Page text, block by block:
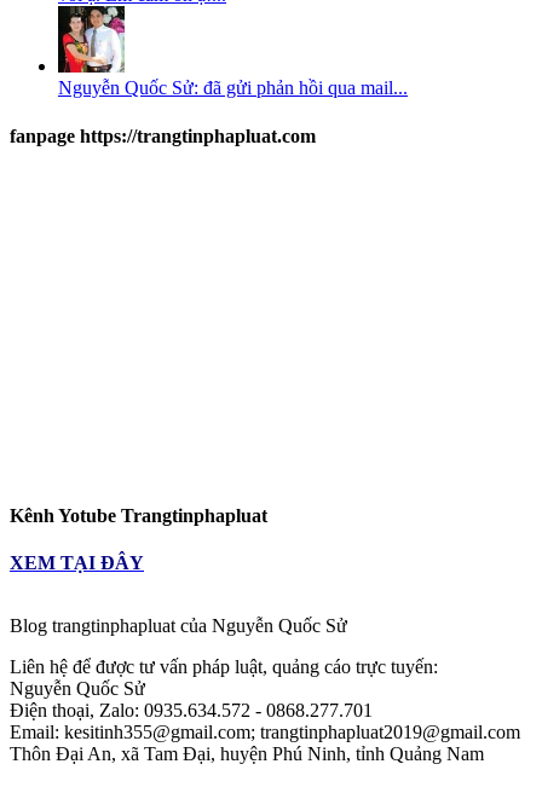
Nguyễn Quốc Sử: đã gửi phản hồi qua mail...
fanpage https://trangtinphapluat.com
Kênh Yotube Trangtinphapluat
XEM TẠI ĐÂY
Blog trangtinphapluat của Nguyễn Quốc Sử
Liên hệ để được tư vấn pháp luật, quảng cáo trực tuyến:
Nguyễn Quốc Sử
Điện thoại, Zalo: 0935.634.572 - 0868.277.701
Email: kesitinh355@gmail.com; trangtinphapluat2019@gmail.com
Thôn Đại An, xã Tam Đại, huyện Phú Ninh, tỉnh Quảng Nam